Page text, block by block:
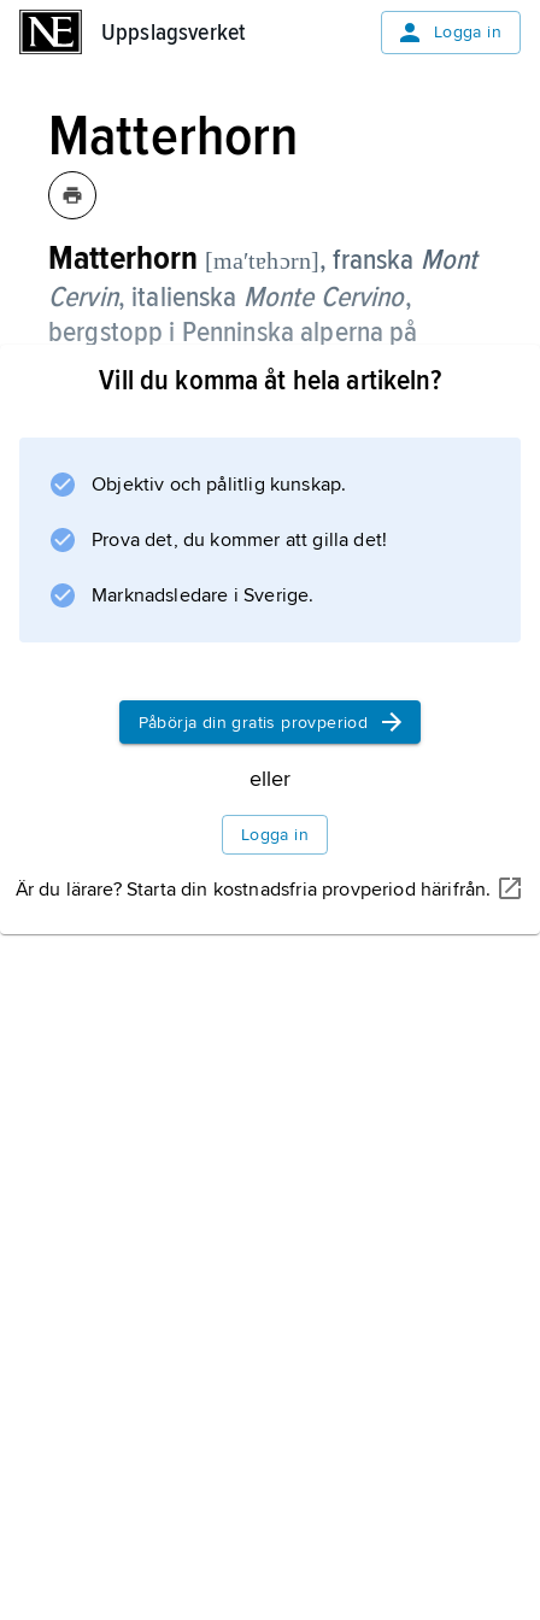
Uppslagsverket Logga in
Matterhorn
Matterhorn [maʹtɐhɔrn], franska Mont
Cervin, italienska Monte Cervino,
bergstopp i Penninska alperna på
gränsen mellan Schweiz och Italien;
Cervinia i Italien.
Information om artikeln
Vill du komma åt hela artikeln?
Objektiv och pålitlig kunskap.
Prova det, du kommer att gilla det!
Marknadsledare i Sverige.
Påbörja din gratis provperiod
eller
Logga in
Är du lärare? Starta din kostnadsfria provperiod härifrån.